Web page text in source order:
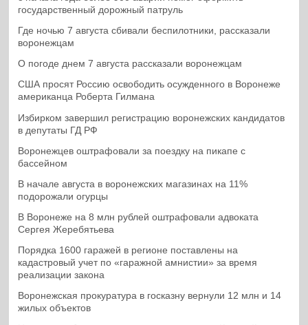
государственный дорожный патруль
Где ночью 7 августа сбивали беспилотники, рассказали
воронежцам
О погоде днем 7 августа рассказали воронежцам
США просят Россию освободить осужденного в Воронеже
американца Роберта Гилмана
Избирком завершил регистрацию воронежских кандидатов
в депутаты ГД РФ
Воронежцев оштрафовали за поездку на пикапе с
бассейном
В начале августа в воронежских магазинах на 11%
подорожали огурцы
В Воронеже на 8 млн рублей оштрафовали адвоката
Сергея Жеребятьева
Порядка 1600 гаражей в регионе поставлены на
кадастровый учет по «гаражной амнистии» за время
реализации закона
Воронежская прокуратура в госказну вернули 12 млн и 14
жилых объектов